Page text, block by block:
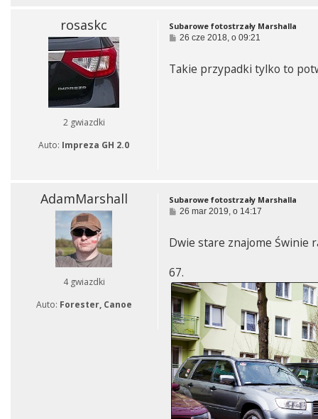
rosaskc
2 gwiazdki
Auto: Impreza GH 2.0
Subarowe fotostrzały Marshalla
P
t
26 cze 2018, o 09:21
Takie przypadki tylko to
AdamMarshall
4 gwiazdki
Auto: Forester, Canoe
Subarowe fotostrzały Marshalla
P
t
26 mar 2019, o 14:17
Dwie stare znajome Świnie
67.